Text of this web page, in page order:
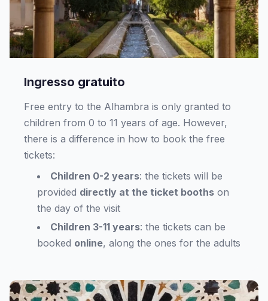
Ingresso gratuito
Free entry to the Alhambra is only granted to
children from 0 to 11 years of age. However,
there is a difference in how to book the free
tickets:
Children 0-2 years: the tickets will be
provided directly at the ticket booths on
the day of the visit
Children 3-11 years: the tickets can be
booked online, along the ones for the adults